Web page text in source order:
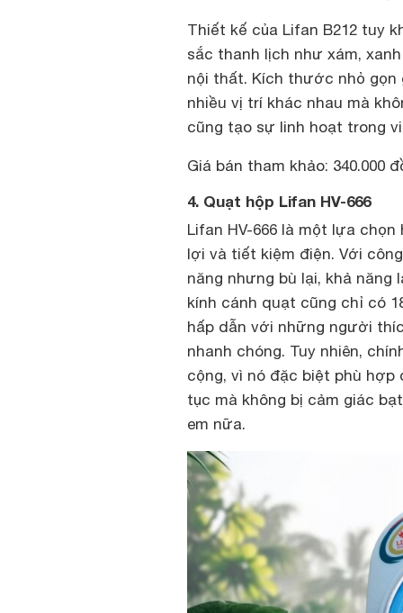
Thiết kế của Lifan B212 tuy
sắc thanh lịch như xám,
nội thất. Kích thước nhỏ
nhiều vị trí khác nhau mà
cũng tạo sự linh hoạt trong
Giá bán tham khảo: 340.000
4. Quạt hộp Lifan HV-666
Lifan HV-666 là một lựa
lợi và tiết kiệm điện. Với
năng nhưng bù lại, khả
kính cánh quạt cũng chỉ có
hấp dẫn với những người
nhanh chóng. Tuy nhiên,
cộng, vì nó đặc biệt phù
tục mà không bị cảm giác
em nữa.